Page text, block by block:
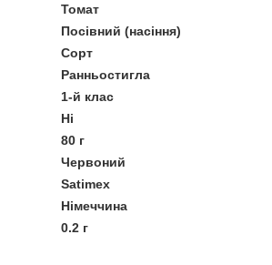
Томат
Посівний (насіння)
Сорт
Ранньостигла
1-й клас
Ні
80 г
Червоний
Satimex
Німеччина
0.2 г